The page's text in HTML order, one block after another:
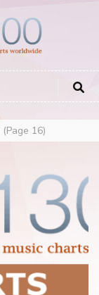
(Page 16)